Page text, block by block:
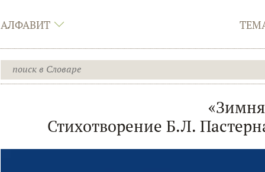
АЛФАВИТ
Стихотворение Б.Л.